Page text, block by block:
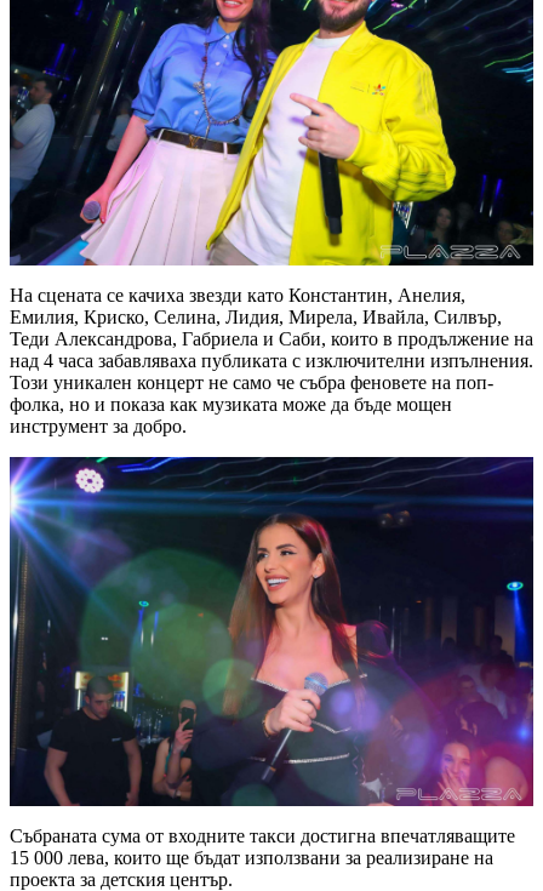
На сцената се качиха звезди като Константин, Анелия,
Емилия, Криско, Селина, Лидия, Мирела, Ивайла, Силвър,
Теди Александрова, Габриела и Саби, които в продължение на
над 4 часа забавляваха публиката с изключителни изпълнения.
Този уникален концерт не само че събра феновете на поп-
фолка, но и показа как музиката може да бъде мощен
инструмент за добро.
Събраната сума от входните такси достигна впечатляващите
15 000 лева, които ще бъдат използвани за реализиране на
проекта за детския център.